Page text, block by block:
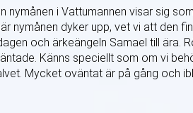
nymånen i Vattumannen visar sig
nymånen dyker upp, vet vi att den
och ärkeängeln Samael till ära.
Känns speciellt som om vi
Mycket oväntat är på gång och